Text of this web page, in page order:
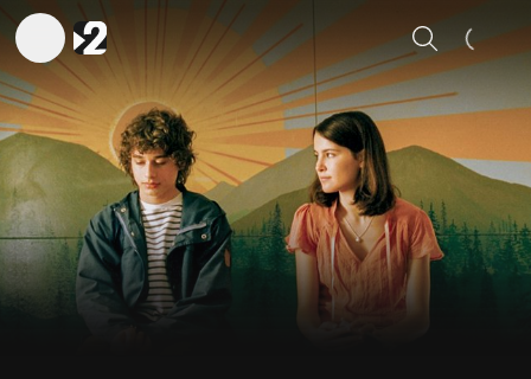
Sök